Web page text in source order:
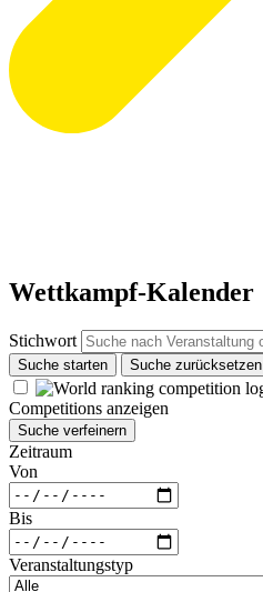
Wettkampf-Kalender
Stichwort
Suche starten Suche zurücksetzen
Competitions anzeigen
Suche verfeinern
Zeitraum
Von
Bis
Veranstaltungstyp